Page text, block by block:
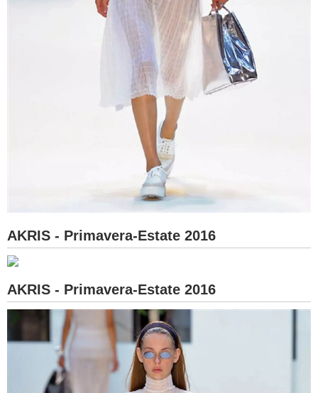
AKRIS - Primavera-Estate 2016
AKRIS - Primavera-Estate 2016